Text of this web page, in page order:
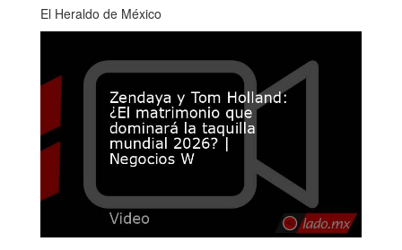
El Heraldo de México